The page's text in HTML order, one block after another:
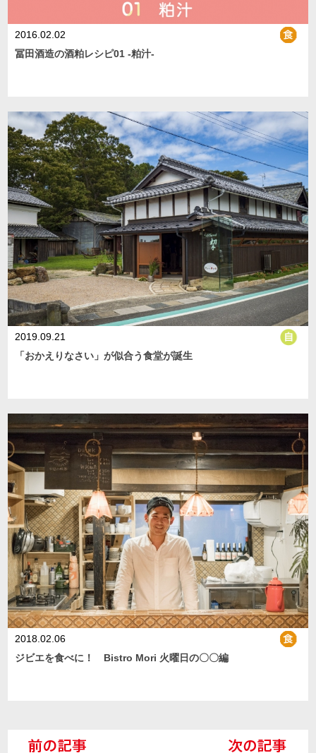
2016.02.02
冨田酒造の酒粕レシピ01 -粕汁-
2019.09.21
「おかえりなさい」が似合う食堂が誕生
2018.02.06
ジビエを食べに！ Bistro Mori 火曜日の〇〇編